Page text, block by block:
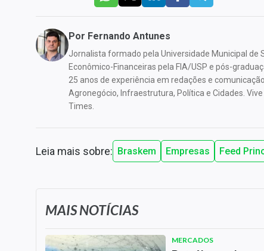
Por Fernando Antunes
Jornalista formado pela Universidade Municipal de
Econômico-Financeiras pela FIA/USP e pós-
25 anos de experiência em redações e
Agronegócio, Infraestrutura, Política e Cidades.
Times.
Leia mais sobre: Braskem Empresas Feed
MAIS NOTÍCIAS
MERCADOS